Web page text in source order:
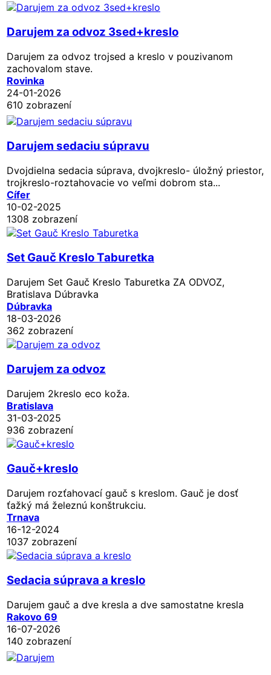
Darujem za odvoz 3sed+kreslo
Darujem za odvoz trojsed a kreslo v pouzivanom
zachovalom stave.
Rovinka
24-01-2026
610 zobrazení
Darujem sedaciu súpravu
Dvojdielna sedacia súprava, dvojkreslo- úložný priestor,
trojkreslo-roztahovacie vo veľmi dobrom sta...
Cífer
10-02-2025
1308 zobrazení
Set Gauč Kreslo Taburetka
Darujem Set Gauč Kreslo Taburetka ZA ODVOZ,
Bratislava Dúbravka
Dúbravka
18-03-2026
362 zobrazení
Darujem za odvoz
Darujem 2kreslo eco koža.
Bratislava
31-03-2025
936 zobrazení
Gauč+kreslo
Darujem rozťahovací gauč s kreslom. Gauč je dosť
ťažký má železnú konštrukciu.
Trnava
16-12-2024
1037 zobrazení
Sedacia súprava a kreslo
Darujem gauč a dve kresla a dve samostatne kresla
Rakovo 69
16-07-2026
140 zobrazení